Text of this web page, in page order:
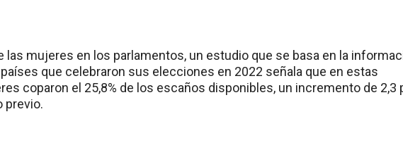
las mujeres en los parlamentos, un estudio que se basa en la
que celebraron sus elecciones en 2022 señala que en estas
coparon el 25,8% de los escaños disponibles, un incremento de 2,3
previo.